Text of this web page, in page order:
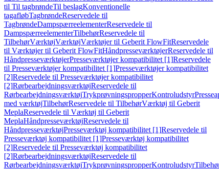
til Til tagbrøndeTil beslagKonventionelle
tagafløbTagbrøndeReservedele til
TagbrøndeDampspærreelementerReservedele til
DampspærreelementerTilbehørReservedele til
TilbehørVærktøjVærktøjVærktøjer til Geberit FlowFitReservedele
til Værktøjer til Geberit FlowFitHåndpresseværktøjerReservedele til
HåndpresseværktøjerPresseværktøjer kompatibilitet [1]Reservedele
til Presseværktøjer kompatibilitet [1]Presseværktøjer kompatibilitet
[2]Reservedele til Presseværktøjer kompatibilitet
[2]RørbearbejdningsværktøjReservedele til
RørbearbejdningsværktøjTrykprøvningspropperKontroludstyr
med værktøjTilbehørReservedele til TilbehørVærktøj til Geberit
MeplaReservedele til Værktøj til Geberit
MeplaHåndpresseværktøjReservedele til
HåndpresseværktøjPresseværktøj kompatibilitet [1]Reservedele til
Presseværktøj kompatibilitet [1]Presseværktøj kompatibilitet
[2]Reservedele til Presseværktøj kompatibilitet
[2]RørbearbejdningsværktøjReservedele til
RørbearbejdningsværktøjTrykprøvningspropperKontroludstyr